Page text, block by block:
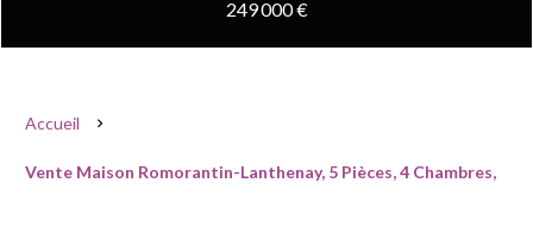
249 000 €
Accueil
Vente Maison Romorantin-Lanthenay, 5 Pièces, 4 Chambres,